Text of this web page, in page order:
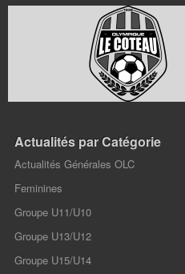
Actualités par Catégorie
Actualités Générales OLC
Feminines
Groupe U11/U10
Groupe U13/U12
Groupe U15/U14